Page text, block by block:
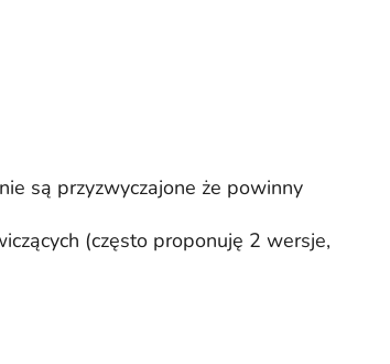
są przyzwyczajone że powinny
(często proponuję 2 wersje,